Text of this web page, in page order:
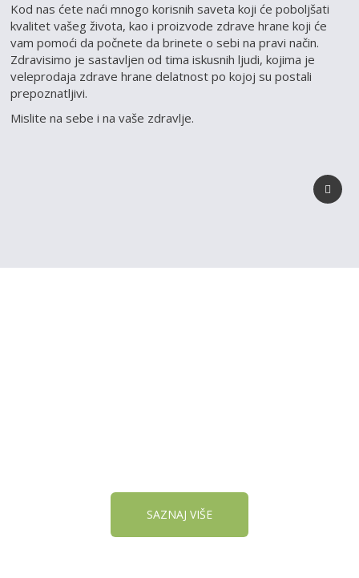
Kod nas ćete naći mnogo korisnih saveta koji će poboljšati
kvalitet vašeg života, kao i proizvode zdrave hrane koji će
vam pomoći da počnete da brinete o sebi na pravi način.
Zdravisimo je sastavljen od tima iskusnih ljudi, kojima je
veleprodaja zdrave hrane delatnost po kojoj su postali
prepoznatljivi.
Mislite na sebe i na vaše zdravlje.
SAZNAJ VIŠE